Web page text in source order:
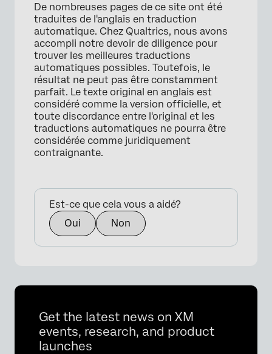
De nombreuses pages de ce site ont été
traduites de l'anglais en traduction
automatique. Chez Qualtrics, nous avons
accompli notre devoir de diligence pour
trouver les meilleures traductions
automatiques possibles. Toutefois, le
résultat ne peut pas être constamment
parfait. Le texte original en anglais est
considéré comme la version officielle, et
toute discordance entre l'original et les
traductions automatiques ne pourra être
considérée comme juridiquement
contraignante.
Est-ce que cela vous a aidé?
Oui
Non
Get the latest news on XM
events, research, and product
launches